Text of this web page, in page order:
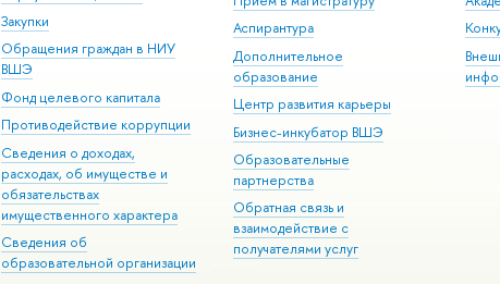
Закупки
Обращения граждан в НИУ
ВШЭ
Фонд целевого капитала
Противодействие коррупции
Сведения о доходах,
расходах, об имуществе и
обязательствах
имущественного характера
Сведения об
образовательной организации
Аспирантура
Дополнительное
образование
Центр развития карьеры
Бизнес-инкубатор ВШЭ
Образовательные
партнерства
Обратная связь и
взаимодействие с
получателями услуг